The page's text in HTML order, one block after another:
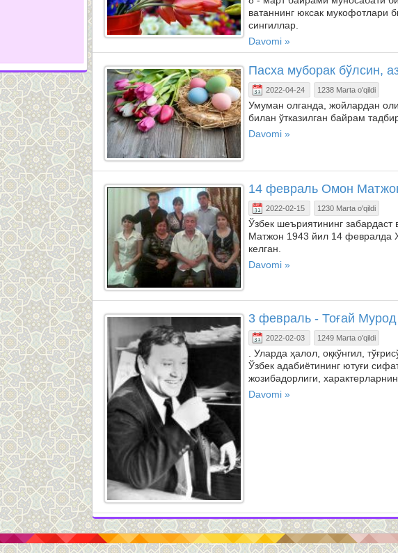
ватаннинг юксак мукофотлари
сингиллар.
Davomi »
Пасха муборак бўлсин,
2022-04-24 1238 Marta o'qildi
Умуман олганда, жойлардан
билан ўтказилган байрам
Davomi »
14 февраль Омон
2022-02-15 1230 Marta o'qildi
Ўзбек шеъриятининг
Матжон 1943 йил 14 февралда
келган.
Davomi »
3 февраль - Тоғай Мурод
2022-02-03 1249 Marta o'qildi
. Уларда ҳалол, оқкўнгил,
Ўзбек адабиётининг ютуғи
жозибадорлиги,
Davomi »